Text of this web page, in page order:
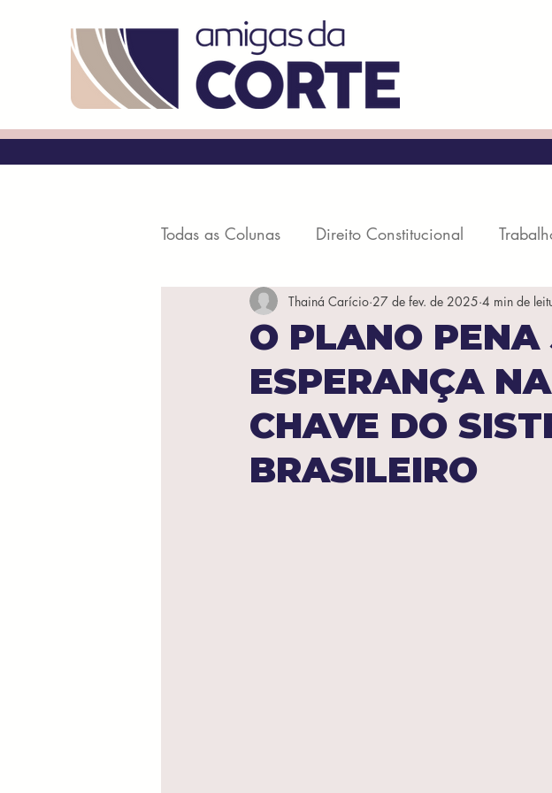
Todas as Colunas Direito Constitucional
Processo Civil Penal e Processo Penal
Direito Digital Direito Civil Direito
Direito Marítimo Direito Penal Militar
O PLANO
ESPERANÇA
CHAVE DO
BRASILEIRO
Thainá Carício 27 de fev. de 2025 4 min de